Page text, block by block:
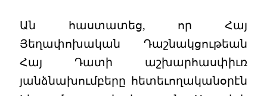
Ան հաստատեց, որ Հայ
Յեղափոխական Դաշնակցութեան
Հայ Դատի աշխարհասփիւռ
յանձնախումբերը հետեւողականօրէն